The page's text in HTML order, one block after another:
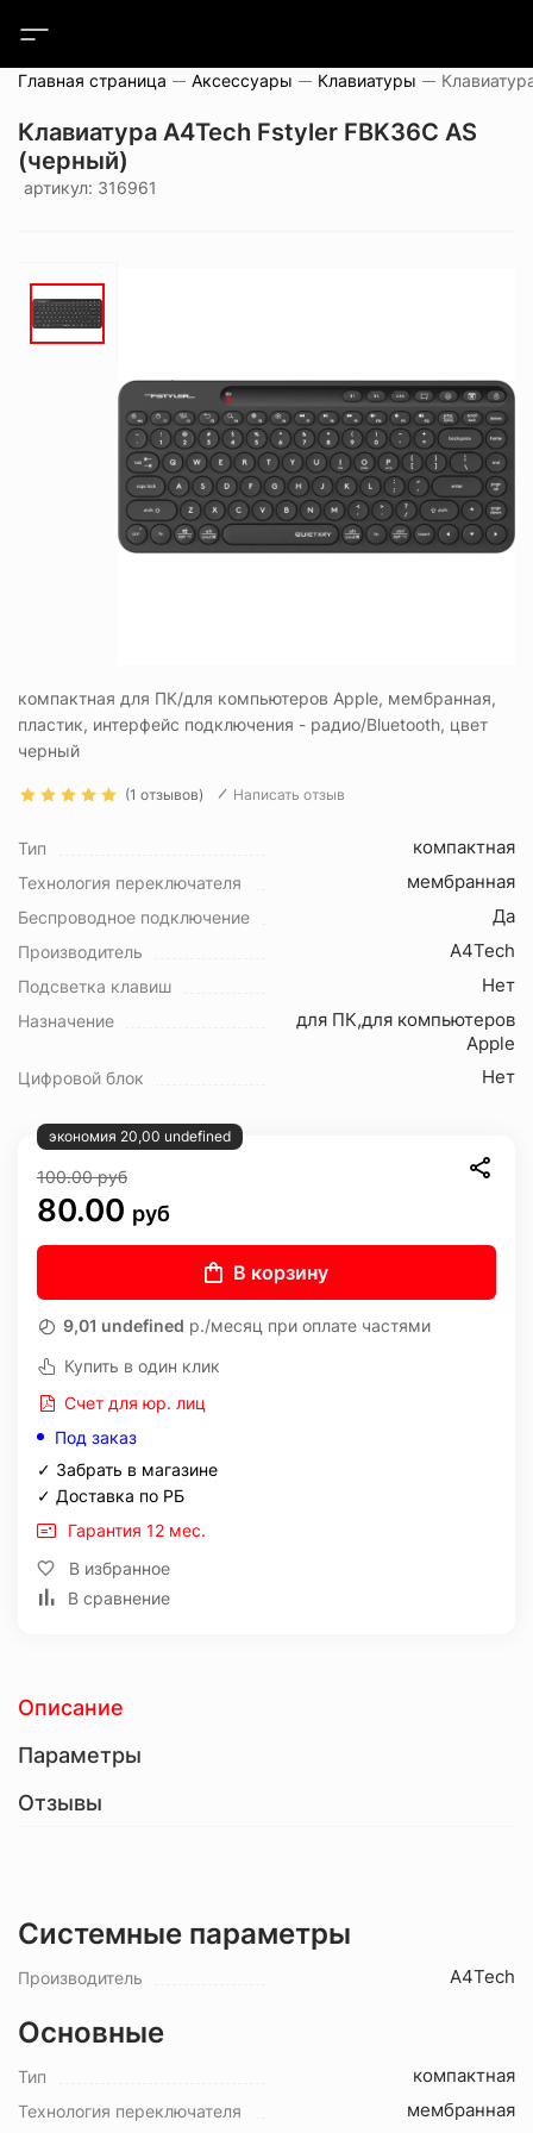
Главная страница Аксессуары Клавиатуры
Клавиатура A4Tech Fstyler FBK36C AS
(черный)
артикул: 316961
компактная для ПК/для компьютеров Apple, мембранная,
пластик, интерфейс подключения - радио/Bluetooth, цвет
черный
(1 отзывов) Написать отзыв
Тип компактная
Технология переключателя мембранная
Беспроводное подключение Да
Производитель A4Tech
Подсветка клавиш Нет
Назначение
для ПК,для компьютеров
Apple
Цифровой блок Нет
экономия 20,00 undefined
100.00руб
80.00 руб
В корзину
9,01 undefined р./месяц при оплате частями
Купить в один клик
Счет для юр. лиц
Под заказ
✓ Забрать в магазине
✓ Доставка по РБ
Гарантия 12 мес.
В избранное
В сравнение
Описание
Параметры
Отзывы
Системные параметры
Производитель A4Tech
Основные
Тип компактная
Технология переключателя мембранная